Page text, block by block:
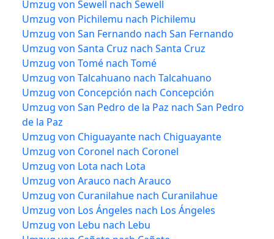
Umzug von Sewell nach Sewell
Umzug von Pichilemu nach Pichilemu
Umzug von San Fernando nach San Fernando
Umzug von Santa Cruz nach Santa Cruz
Umzug von Tomé nach Tomé
Umzug von Talcahuano nach Talcahuano
Umzug von Concepción nach Concepción
Umzug von San Pedro de la Paz nach San Pedro
de la Paz
Umzug von Chiguayante nach Chiguayante
Umzug von Coronel nach Coronel
Umzug von Lota nach Lota
Umzug von Arauco nach Arauco
Umzug von Curanilahue nach Curanilahue
Umzug von Los Ángeles nach Los Ángeles
Umzug von Lebu nach Lebu